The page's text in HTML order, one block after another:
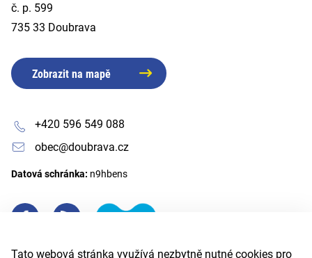
Tato webová stránka využívá nezbytně nutné cookies pro
č. p. 599
735 33 Doubrava
Zobrazit na mapě
+420 596 549 088
obec@doubrava.cz
Datová schránka: n9hbens